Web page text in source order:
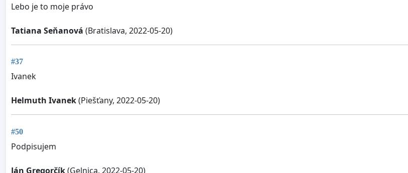
Lebo je to moje právo
Tatiana Seňanová (Bratislava, 2022-05-20)
#37
Ivanek
Helmuth Ivanek(Piešťany, 2022-05-20)
#50
Podpisujem
Ján Gregorčík(Gelnica, 2022-05-20)